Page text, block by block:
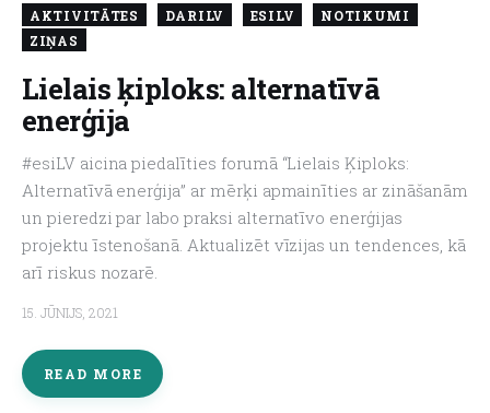
AKTIVITĀTES DARILV ESILV
NOTIKUMI
ZIŅAS
Lielais ķiploks: alternatīvā
enerģija
#esiLV aicina piedalīties forumā “Lielais Ķiploks:
Alternatīvā enerģija” ar mērķi apmainīties ar zināšanām
un pieredzi par labo praksi alternatīvo enerģijas
projektu īstenošanā. Aktualizēt vīzijas un tendences, kā
arī riskus nozarē.
15. JŪNIJS, 2021
READ MORE